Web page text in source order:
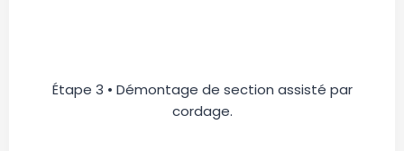
Étape 3 • Démontage de section assisté par
cordage.